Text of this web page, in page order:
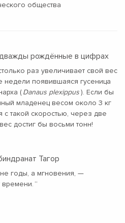
общества
рождённые в цифрах
раз увеличивает свой вес
недели появившаяся гусеница
(Danaus plexippus ). Если бы
младенец весом около 3 кг
с такой скоростью, через две
достиг бы восьми тонн!
Тагор
годы, а мгновения, —
времени. “